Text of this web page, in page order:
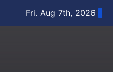
Fri. Aug 7th, 2026